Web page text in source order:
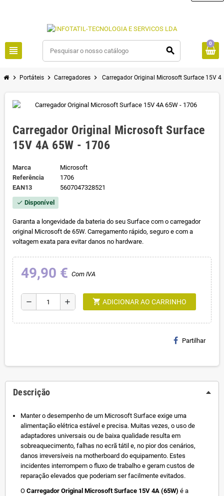
view_headline search
0
chevron_right Portáteis chevron_right Carregadores chevron_right Carregador Original Microsoft Surface 15V
Carregador Original Microsoft Surface
15V 4A 65W - 1706
Marca
Microsoft
Referência
1706
EAN13
5607047328521
check Disponível
Garanta a longevidade da bateria do seu Surface com o carregador
original Microsoft de 65W. Carregamento rápido, seguro e com a
voltagem exata para evitar danos no hardware.
49,90 € Com IVA
remove add shopping_cart ADICIONAR AO CARRINHO
Partilhar
Descrição
Manter o desempenho de um Microsoft Surface exige uma
alimentação elétrica estável e precisa. Muitas vezes, o uso de
adaptadores universais ou de baixa qualidade resulta em
sobreaquecimento, falhas no ecrã tátil e, no pior dos cenários,
danos irreversíveis na motherboard do equipamento. Estes
incidentes interrompem o fluxo de trabalho e geram custos de
reparação elevados que poderiam ser facilmente evitados.
O Carregador Original Microsoft Surface 15V 4A (65W) é a